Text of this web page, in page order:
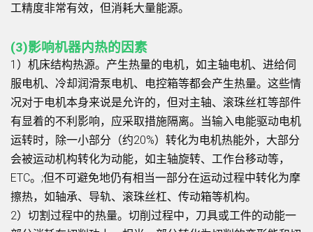
工精度非常有效，但消耗大量能源。
(3)影响机器内热的因素
1）机床结构热源。产生热量的电机，如主轴电机、进给伺
服电机、冷却润滑泵电机、电控箱等都会产生热量。这些情
况对于电机本身来说是允许的，但对主轴、滚珠丝杠等部件
有显着的不利影响，应采取措施隔离。当输入电能驱动电机
运转时，除一小部分（约20%）转化为电机热能外，大部分
会被运动机构转化为动能，如主轴旋转、工作台移动等，
ETC。;但不可避免地仍有相当一部分在运动过程中转化为摩
擦热，如轴承、导轨、滚珠丝杠、传动箱等机构。
2）切割过程中的热量。切削过程中，刀具或工件的动能一